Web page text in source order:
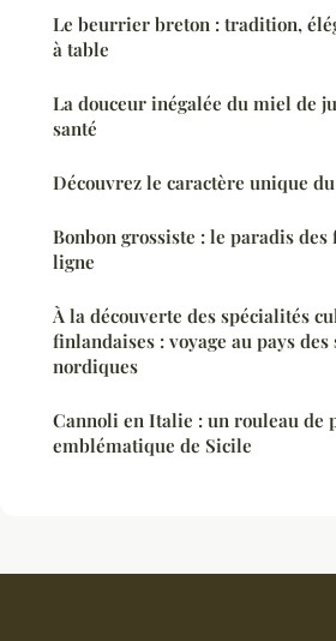
Le beurrier breton : tradition,
à table
La douceur inégalée du miel de
santé
Découvrez le caractère unique
Bonbon grossiste : le paradis des
ligne
À la découverte des spécialités
finlandaises : voyage au pays des
nordiques
Cannoli en Italie : un rouleau de
emblématique de Sicile